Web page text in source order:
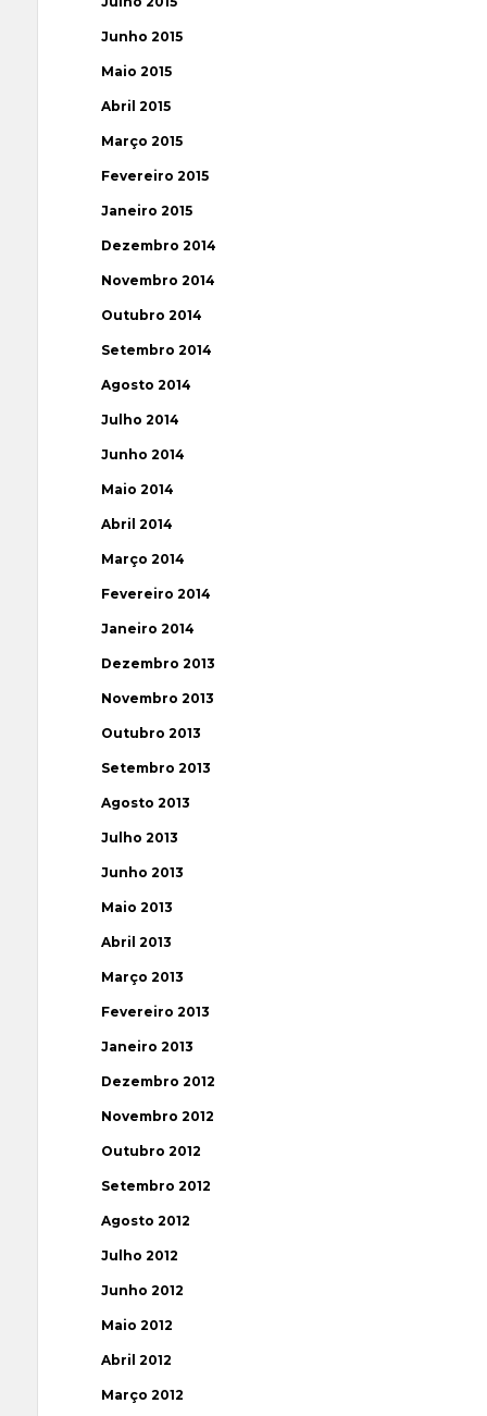
Junho 2015
Maio 2015
Abril 2015
Março 2015
Fevereiro 2015
Janeiro 2015
Dezembro 2014
Novembro 2014
Outubro 2014
Setembro 2014
Agosto 2014
Julho 2014
Junho 2014
Maio 2014
Abril 2014
Março 2014
Fevereiro 2014
Janeiro 2014
Dezembro 2013
Novembro 2013
Outubro 2013
Setembro 2013
Agosto 2013
Julho 2013
Junho 2013
Maio 2013
Abril 2013
Março 2013
Fevereiro 2013
Janeiro 2013
Dezembro 2012
Novembro 2012
Outubro 2012
Setembro 2012
Agosto 2012
Julho 2012
Junho 2012
Maio 2012
Abril 2012
Março 2012